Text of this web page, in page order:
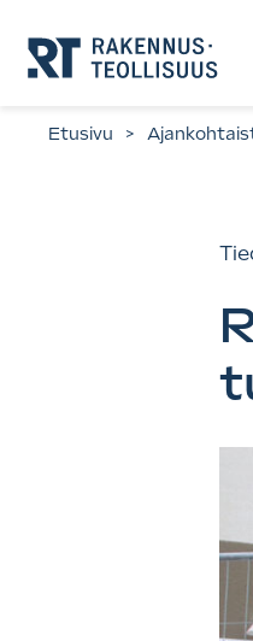
suoraan
sisältöön.
Etusivu >